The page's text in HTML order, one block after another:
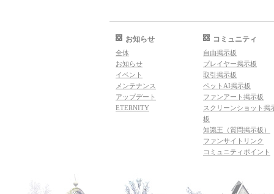
お知らせ
全体
お知らせ
イベント
メンテナンス
アップデート
ETERNITY
コミュニティ
自由掲示板
プレイヤー掲示板
取引掲示板
ペットAI掲示板
ファンアート掲示板
スクリーンショット掲
板
知識王（質問掲示板）
ファンサイトリンク
コミュニティポイント